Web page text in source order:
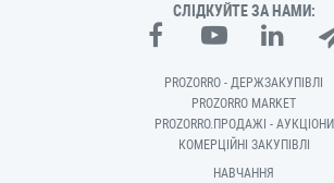
СЛІДКУЙТЕ ЗА НАМИ:
PROZORRO - ДЕРЖЗАКУПІВЛІ
PROZORRO MARKET
PROZORRO.ПРОДАЖІ - АУКЦІОНИ
КОМЕРЦІЙНІ ЗАКУПІВЛІ
НАВЧАННЯ